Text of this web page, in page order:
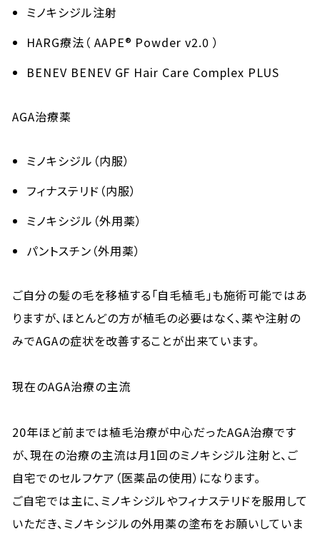
ミノキシジル注射
HARG療法（ AAPE® Powder v2.0 ）
BENEV BENEV GF Hair Care Complex PLUS
AGA治療薬
ミノキシジル（内服）
フィナステリド（内服）
ミノキシジル（外用薬）
パントスチン（外用薬）
ご自分の髪の毛を移植する「自毛植毛」も施術可能ではあ
りますが、ほとんどの方が植毛の必要はなく、薬や注射の
みでAGAの症状を改善することが出来ています。
現在のAGA治療の主流
20年ほど前までは植毛治療が中心だったAGA治療です
が、現在の治療の主流は月1回のミノキシジル注射と、ご
自宅でのセルフケア（医薬品の使用）になります。
ご自宅では主に、ミノキシジルやフィナステリドを服用して
いただき、ミノキシジルの外用薬の塗布をお願いしていま